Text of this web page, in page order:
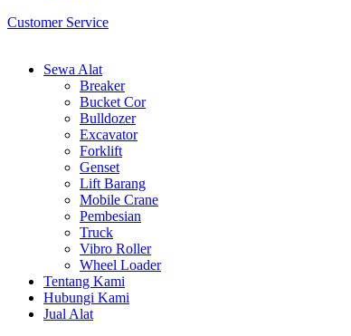
Customer Service
Sewa Alat
Breaker
Bucket Cor
Bulldozer
Excavator
Forklift
Genset
Lift Barang
Mobile Crane
Pembesian
Truck
Vibro Roller
Wheel Loader
Tentang Kami
Hubungi Kami
Jual Alat